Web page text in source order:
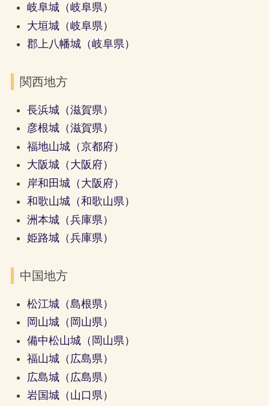
岐阜城（岐阜県）
大垣城（岐阜県）
郡上八幡城（岐阜県）
関西地方
長浜城（滋賀県）
彦根城（滋賀県）
福地山城（京都府）
大阪城（大阪府）
岸和田城（大阪府）
和歌山城（和歌山県）
洲本城（兵庫県）
姫路城（兵庫県）
中国地方
松江城（島根県）
岡山城（岡山県）
備中松山城（岡山県）
福山城（広島県）
広島城（広島県）
岩国城（山口県）